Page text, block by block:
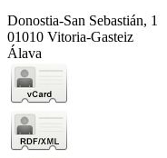
Donostia-San Sebastián, 1
01010 Vitoria-Gasteiz
Álava